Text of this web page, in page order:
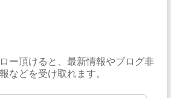
ー頂けると、最新情報やブログ非
などを受け取れます。